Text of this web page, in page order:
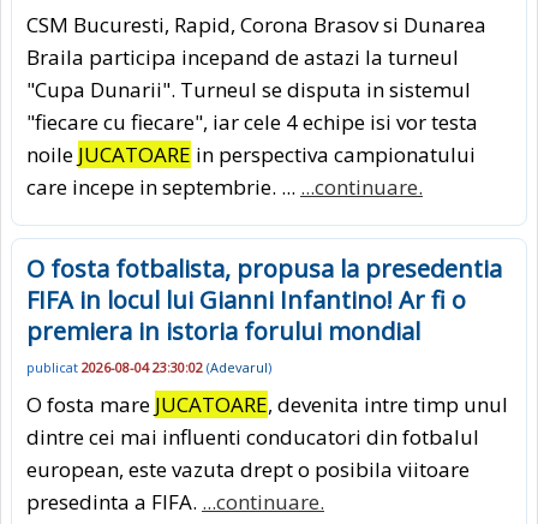
CSM Bucuresti, Rapid, Corona Brasov si Dunarea
Braila participa incepand de astazi la turneul
"Cupa Dunarii". Turneul se disputa in sistemul
"fiecare cu fiecare", iar cele 4 echipe isi vor testa
noile JUCATOARE in perspectiva campionatului
care incepe in septembrie. ... ...continuare.
O fosta fotbalista, propusa la presedentia
FIFA in locul lui Gianni Infantino! Ar fi o
premiera in istoria forului mondial
publicat 2026-08-04 23:30:02 (Adevarul)
O fosta mare JUCATOARE, devenita intre timp unul
dintre cei mai influenti conducatori din fotbalul
european, este vazuta drept o posibila viitoare
presedinta a FIFA. ...continuare.